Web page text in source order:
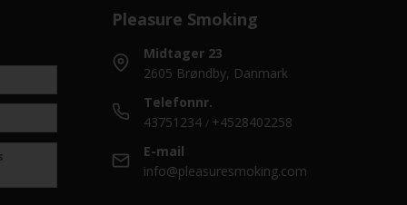
Pleasure Smoking
Midtager 23
2605 Brøndby, Danmark
Telefonnr.
43751234 / +4528402258
E-mail
info@pleasuresmoking.com